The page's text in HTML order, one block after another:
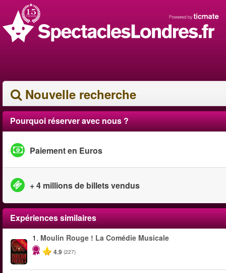
Nouvelle recherche
Pourquoi réserver avec nous ?
Paiement en Euros
+ 4 millions de billets vendus
Expériences similaires
-50%
1. Moulin Rouge ! La Comédie Musicale
4.9 (227)